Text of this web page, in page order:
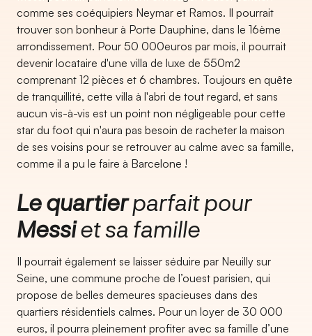
comme ses coéquipiers Neymar et Ramos. Il pourrait
trouver son bonheur à Porte Dauphine, dans le 16ème
arrondissement. Pour 50 000euros par mois, il pourrait
devenir locataire d'une villa de luxe de 550m2
comprenant 12 pièces et 6 chambres. Toujours en quête
de tranquillité, cette villa à l'abri de tout regard, et sans
aucun vis-à-vis est un point non négligeable pour cette
star du foot qui n'aura pas besoin de racheter la maison
de ses voisins pour se retrouver au calme avec sa famille,
comme il a pu le faire à Barcelone !
Le quartierparfait pour
Messiet sa famille
Il pourrait également se laisser séduire par Neuilly sur
Seine, une commune proche de l’ouest parisien, qui
propose de belles demeures spacieuses dans des
quartiers résidentiels calmes. Pour un loyer de 30 000
euros, il pourra pleinement profiter avec sa famille d’une